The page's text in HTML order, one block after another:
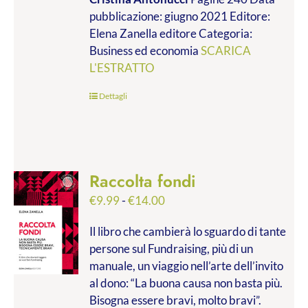
€9.99
a
€28.00
pubblicazione: giugno 2021 Editore:
Elena Zanella editore Categoria:
Business ed economiaSCARICA
L'ESTRATTO
Dettagli
Raccolta fondi
€9.99-€14.00Fascia
prezzo:
da
€9.99
a
€14.00
Il libro che cambierà lo sguardo di tante
persone sul Fundraising, più di un
manuale, un viaggio nell’arte dell’invito
al dono: “La buona causa non basta più.
Bisogna essere bravi, molto bravi”.